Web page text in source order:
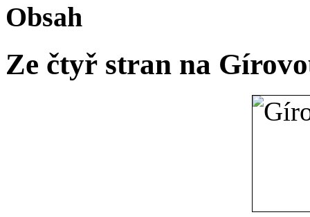
Obsah
Ze čtyř stran na